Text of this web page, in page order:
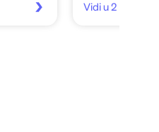
Vidi u 2 trgovine